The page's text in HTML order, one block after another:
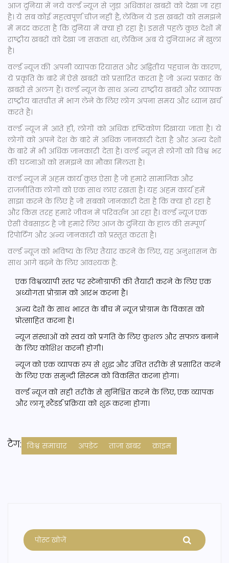
आज दुनिया में नये वर्ल्ड न्यूज से जुड़ा अधिकांश खबरों को देखा जा रहा
है। ये सब कोई महत्वपूर्ण चीज़ नहीं है, लेकिन ये इस खबरों को समझने
में मदद करता है कि दुनिया में क्या हो रहा है। इससे पहले कुछ देशों में
राष्ट्रीय खबरों को देखा जा सकता था, लेकिन अब ये दुनियाभर में खुला
है।
वर्ल्ड न्यूज की अपनी व्यापक रियासत और अद्वितीय पहचान के कारण,
ये प्रकृति के बारे में ऐसे खबरों को प्रसारित करता है जो अन्य प्रकार के
खबरों से अलग हैं। वर्ल्ड न्यूज के साथ अन्य राष्ट्रीय खबरों और व्यापक
राष्ट्रीय बातचीत में भाग लेने के लिए लोग अपना समय और ध्यान खर्च
करते हैं।
वर्ल्ड न्यूज में आते ही, लोगों को अधिक दृष्टिकोण दिखाया जाता है। ये
लोगों को अपने देश के बारे में अधिक जानकारी देता है और अन्य देशों
के बारे में भी अधिक जानकारी देता है। वर्ल्ड न्यूज से लोगों को विश्व भर
की घटनाओं को समझने का मौका मिलता है।
वर्ल्ड न्यूज में अहम कार्य कुछ ऐसा है जो हमारे सामाजिक और
राजनीतिक लोगों को एक साथ लाए रखता है। यह अहम कार्य हमें
साझा करने के लिए है जो सबको जानकारी देता है कि क्या हो रहा है
और किस तरह हमारे जीवन में परिवर्तन आ रहा है। वर्ल्ड न्यूज एक
ऐसी वेबसाइट है जो हमारे लिए आज के दुनिया के हाल की सम्पूर्ण
रिपोर्टिंग और अन्य जानकारी को प्रस्तुत करता है।
वर्ल्ड न्यूज को भविष्य के लिए तैयार करने के लिए, यह अनुशासन के
साथ आगे बढ़ने के लिए आवश्यक है:
एक विश्वव्यापी स्तर पर स्टेनोग्राफी की तैयारी करने के लिए एक
अध्योगता प्रोग्राम को आरंभ करना है।
अन्य देशों के साथ भारत के बीच में न्यूज़ प्रोग्राम के विकास को
प्रोत्साहित करना है।
न्यूज संस्थाओं को स्वयं को प्रगति के लिए कुशल और सफल बनाने
के लिए कोशिश करनी होगी।
न्यूज को एक व्यापक रूप से शुद्ध और उचित तरीके से प्रसारित करने
के लिए एक समुन्द्री सिस्टम को विकसित करना होगा।
वर्ल्ड न्यूज को सही तरीके से सुनिश्चित करने के लिए, एक व्यापक
और लागू स्टैंडर्ड प्रक्रिया को शुरू करना होगा।
टैग: विश्व समाचार अपडेट ताजा खबर क्राइम